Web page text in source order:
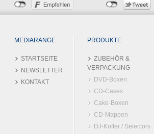
MEDIARANGE PRODUKTE
STARTSEITE
NEWSLETTER
KONTAKT
ZUBEHÖR &
VERPACKUNG
DVD-Boxen
CD-Cases
Cake-Boxen
CD-Mappen
DJ-Koffer / Selectors